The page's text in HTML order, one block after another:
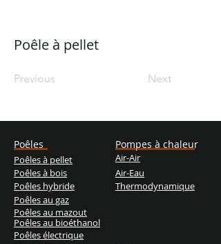
Poêle à pellet
Previous Next
Poêles
Poêles à pellet
Poêles à bois
Poêles hybride
Poêles au gaz
Poêles au mazout
Poêles au bioéthanol
Poêles électrique
Air-Air
Pompes à chaleur
Thermodynamique
Air-Eau